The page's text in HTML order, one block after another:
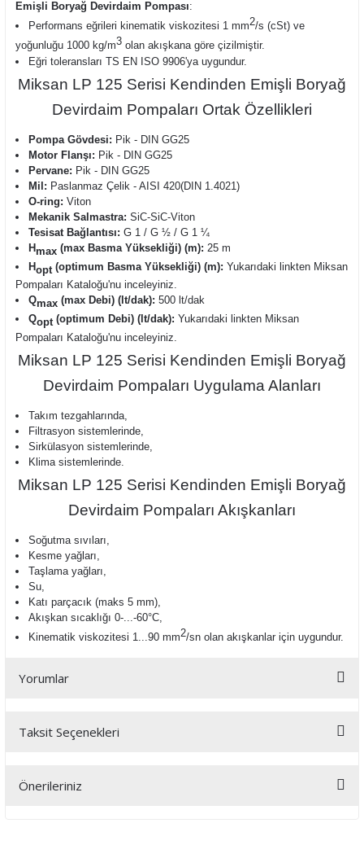
Emişli Boryağ Devirdaim Pompası:
Performans eğrileri kinematik viskozitesi 1 mm2/s (cSt) ve
yoğunluğu 1000 kg/m3 olan akışkana göre çizilmiştir.
Eğri toleransları TS EN ISO 9906'ya uygundur.
Miksan LP 125 Serisi Kendinden Emişli Boryağ
Devirdaim Pompaları Ortak Özellikleri
Pompa Gövdesi: Pik - DIN GG25
Motor Flanşı: Pik - DIN GG25
Pervane: Pik - DIN GG25
Mil: Paslanmaz Çelik - AISI 420(DIN 1.4021)
O-ring: Viton
Mekanik Salmastra: SiC-SiC-Viton
Tesisat Bağlantısı: G 1 / G ½ / G 1 ¼
Hmax (max Basma Yüksekliği) (m): 25 m
Hopt (optimum Basma Yüksekliği) (m): Yukarıdaki linkten Miksan
Pompaları Kataloğu'nu inceleyiniz.
Qmax (max Debi) (lt/dak): 500 lt/dak
Qopt (optimum Debi) (lt/dak): Yukarıdaki linkten Miksan
Pompaları Kataloğu'nu inceleyiniz.
Miksan LP 125 Serisi Kendinden Emişli Boryağ
Devirdaim Pompaları Uygulama Alanları
Takım tezgahlarında,
Filtrasyon sistemlerinde,
Sirkülasyon sistemlerinde,
Klima sistemlerinde.
Miksan LP 125 Serisi Kendinden Emişli Boryağ
Devirdaim Pompaları Akışkanları
Soğutma sıvıları,
Kesme yağları,
Taşlama yağları,
Su,
Katı parçacık (maks 5 mm),
Akışkan sıcaklığı 0-...-60°C,
Kinematik viskozitesi 1...90 mm2/sn olan akışkanlar için uygundur.
Yorumlar
Bu ürüne ilk yorumu siz yapın!
Taksit Seçenekleri
Önerileriniz